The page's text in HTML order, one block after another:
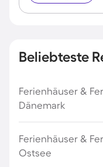
Beliebteste
Ferienhäuser &
Dänemark
Ferienhäuser &
Ostsee